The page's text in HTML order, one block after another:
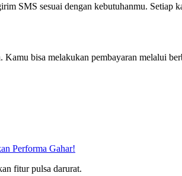
SMS sesuai dengan kebutuhanmu.
bisa melakukan pembayaran melalui
Performa Gahar!
fitur pulsa darurat.